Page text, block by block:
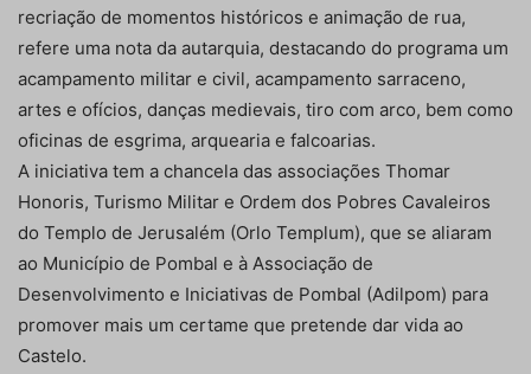
recriação de momentos históricos e animação de rua,
refere uma nota da autarquia, destacando do programa um
acampamento militar e civil, acampamento sarraceno,
artes e ofícios, danças medievais, tiro com arco, bem como
oficinas de esgrima, arquearia e falcoarias.
A iniciativa tem a chancela das associações Thomar
Honoris, Turismo Militar e Ordem dos Pobres Cavaleiros
do Templo de Jerusalém (Orlo Templum), que se aliaram
ao Município de Pombal e à Associação de
Desenvolvimento e Iniciativas de Pombal (Adilpom) para
promover mais um certame que pretende dar vida ao
Castelo.